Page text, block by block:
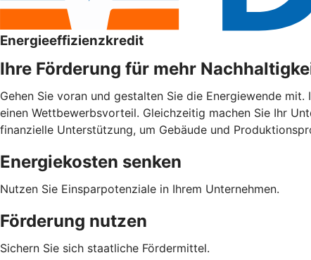
Energieeffizienzkredit
Ihre Förderung für mehr
Gehen Sie voran und gestalten Sie die Energiewende
einen Wettbewerbsvorteil. Gleichzeitig machen Sie Ihr
finanzielle Unterstützung, um Gebäude und
Energiekosten senken
Nutzen Sie Einsparpotenziale in Ihrem Unternehmen.
Förderung nutzen
Sichern Sie sich staatliche Fördermittel.